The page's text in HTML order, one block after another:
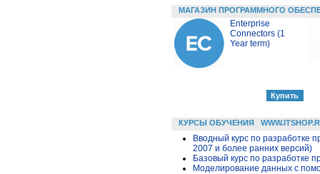
МАГАЗИН ПРОГРАММНОГО
Enterprise
Connectors (1
Year term)
КУРСЫ ОБУЧЕНИЯ
Вводный курс по разработке
2007 и более ранних версий)
Базовый курс по разработке
Моделирование данных с